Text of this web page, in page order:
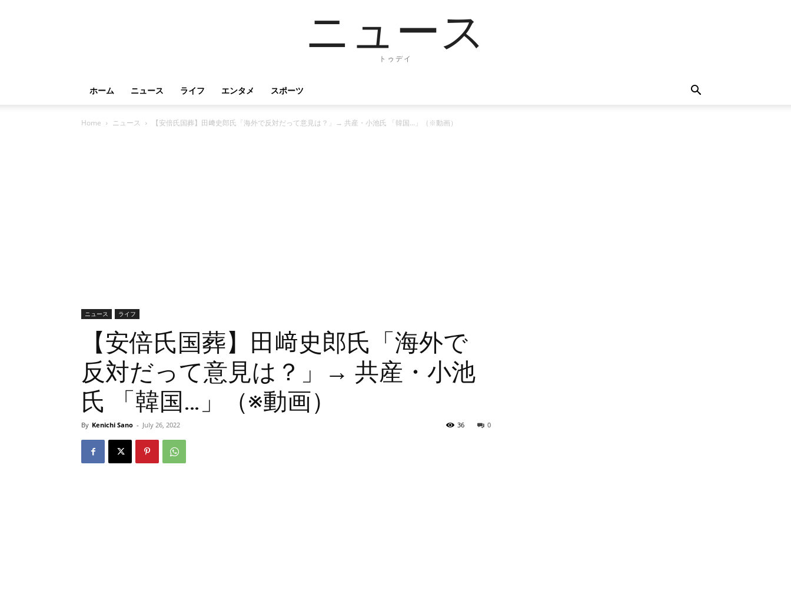
ニュース
トゥデイ
ホーム ニュース ライフ エンタメ スポーツ
Home ニュース 【安倍氏国葬】田﨑史郎氏「海外で反対だって意見は？」→ 共産・小池氏 「韓国…」（※動画）
ニュース ライフ
【安倍氏国葬】田﨑史郎氏「海外で
反対だって意見は？」→ 共産・小池
氏 「韓国…」（※動画）
By Kenichi Sano - July 26, 2022 0
36